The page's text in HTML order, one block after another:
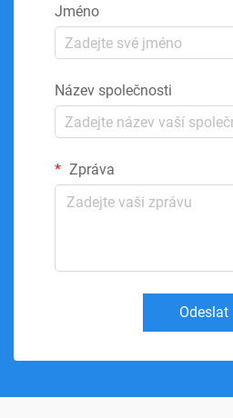
Jméno
Název společnosti
Zpráva
Odeslat